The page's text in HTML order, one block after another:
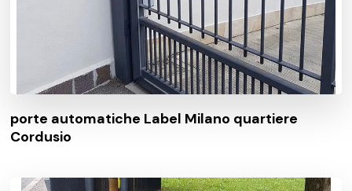
porte automatiche Label Milano quartiere
Cordusio